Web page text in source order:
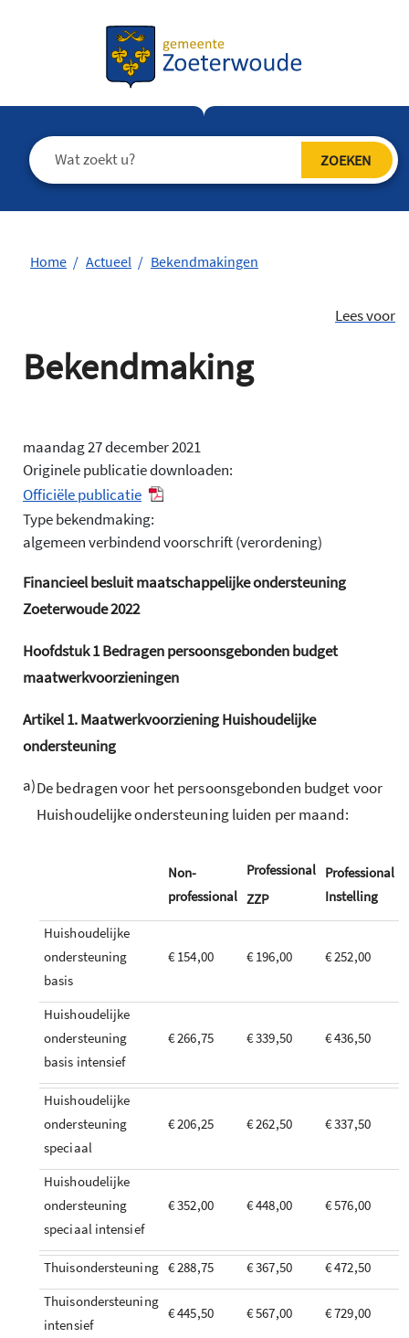
Home Actueel Bekendmakingen
Lees voor
Bekendmaking
maandag 27 december 2021
Originele publicatie downloaden:
Officiële publicatie
Type bekendmaking:
algemeen verbindend voorschrift (verordening)
Financieel besluit maatschappelijke ondersteuning
Zoeterwoude 2022
Hoofdstuk1Bedragen persoonsgebonden budget
maatwerkvoorzieningen
Artikel1.Maatwerkvoorziening Huishoudelijke
ondersteuning
a)De bedragen voor het persoonsgebonden budget voor
Huishoudelijke ondersteuning luiden per maand:
Non-
professional
Professional
ZZP
Professional
Instelling
Huishoudelijke
ondersteuning
basis
€ 154,00 € 196,00 € 252,00
Huishoudelijke
ondersteuning
basis intensief
€ 266,75 € 339,50 € 436,50
Huishoudelijke
ondersteuning
speciaal
€ 206,25 € 262,50 € 337,50
Huishoudelijke
ondersteuning
speciaal intensief
€ 352,00 € 448,00 € 576,00
Thuisondersteuning € 288,75 € 367,50
€ 472,50
Thuisondersteuning
intensief
€ 445,50 € 567,00 € 729,00